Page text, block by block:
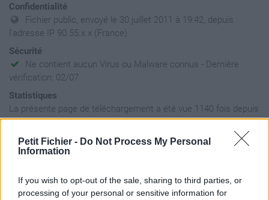
Petit Fichier - Do Not Process My Personal
Information
If you wish to opt-out of the sale, sharing to third parties, or
processing of your personal or sensitive information for
Confidentialité
Fichier public, envoyé le 30 juillet 2011 à 19:42, depuis
l'adresse IP 90.55.x.x (France)
Sécurité
Ne contient aucun Virus ou Malware connus - Dernière
vérification: 02/07
Statistiques
La présente page de téléchargement a été vue 1140 fois depuis
l'envoi du fichier
Page de téléchargement
https://www.petit-fichier.fr/2011/07/30/116-timbaland-apologize-
Copier